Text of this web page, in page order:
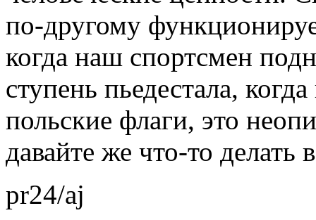
по-другому
когда наш спортсмен
ступень пьедестала,
польские флаги, это
давайте же что-то делать
pr24/aj